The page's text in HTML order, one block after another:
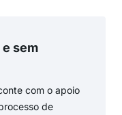
sem
com o apoio
de